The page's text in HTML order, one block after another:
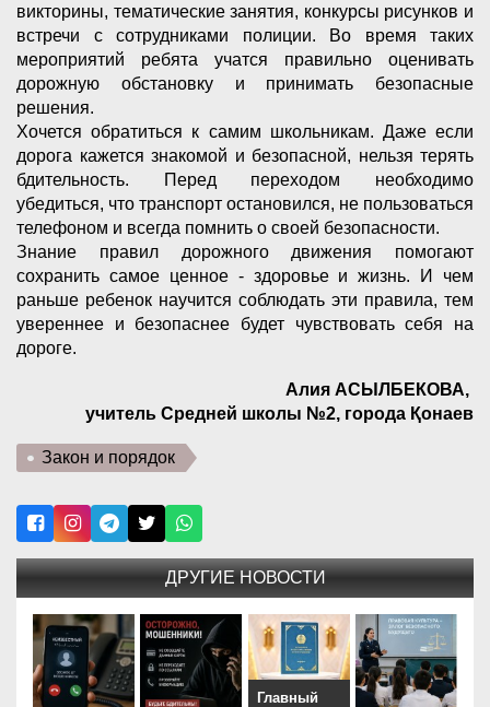
викторины, тематические занятия, конкурсы рисунков и
встречи с сотрудниками полиции. Во время таких
мероприятий ребята учатся правильно оценивать
дорожную обстановку и принимать безопасные
решения.
Хочется обратиться к самим школьникам. Даже если
дорога кажется знакомой и безопасной, нельзя терять
бдительность. Перед переходом необходимо
убедиться, что транспорт остановился, не пользоваться
телефоном и всегда помнить о своей безопасности.
Знание правил дорожного движения помогают
сохранить самое ценное - здоровье и жизнь. И чем
раньше ребенок научится соблюдать эти правила, тем
увереннее и безопаснее будет чувствовать себя на
дороге.
Алия АСЫЛБЕКОВА,
учитель Средней школы №2, города Қонаев
Закон и порядок
ДРУГИЕ НОВОСТИ
Главный